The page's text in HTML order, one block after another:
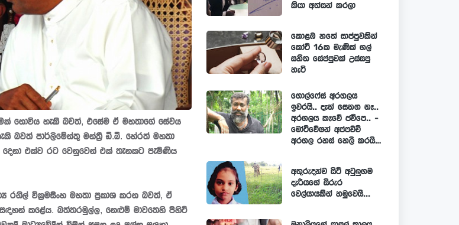
නොවිය හැකි බවත්, එසේම ඒ මහතාගේ සේවය
බවත් පාර්ලිමේන්තු මන්ත්‍රී ඩී.බී. හේරත් මහතා
එක්ව රට වෙනුවෙන් එක් තැනකට පැමිණිය
රනිල් වික්‍රමසිංහ මහතා ප්‍රකාශ කරන බවත්, ඒ
කළේය. බත්තරමුල්ල, නෙළුම් මාවතෙහි පිහිටි
කියා අත්සන් කරලා
කොළඹ හතේ සාප්පුවකින්
කෝටි 16ක මැණික් ගල්
සහිත සේප්පුවක් උස්සපු
හැටි
ගොල්ෆේස් අරගලය
ඉවරයි.. දැන් සෙනග නෑ..
අරගලය කෑවේ ජවිපෙ.. -
මෝටිවේෂන් අප්පච්චි
අරගල රහස් හෙලි කරයි…
අතුරුදන්ව සිටි අටුලුගම
දැරියගේ සිරුර
වෙල්යායකින් හමුවෙයි...